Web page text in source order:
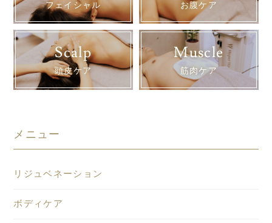
フェイシャル お腹ケア
Scalp
頭皮ケア
Muscle
筋肉ケア
メニュー
リジュベネーション
ボディケア